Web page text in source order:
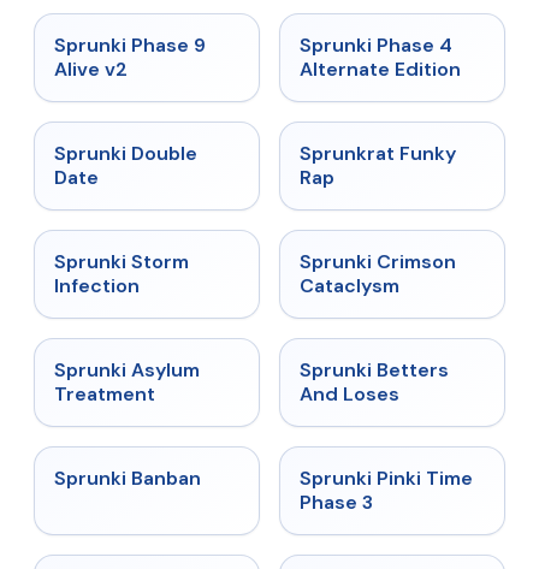
★
Sprunki Phase 9
Alive v2
★
Sprunki Phase 4
Alternate Edition
★
Sprunki Double
Date
★ 4.7
Sprunkrat Funky
Rap
★
Sprunki Storm
Infection
★ 4.7
Sprunki Crimson
Cataclysm
★
Sprunki Asylum
Treatment
★
Sprunki Betters
And Loses
★
Sprunki Banban ★ 4.9
Sprunki Pinki Time
Phase 3